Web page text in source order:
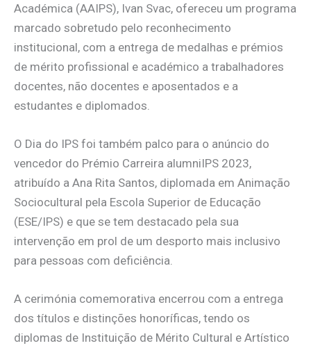
Académica (AAIPS), Ivan Svac, ofereceu um programa
marcado sobretudo pelo reconhecimento
institucional, com a entrega de medalhas e prémios
de mérito profissional e académico a trabalhadores
docentes, não docentes e aposentados e a
estudantes e diplomados.
O Dia do IPS foi também palco para o anúncio do
vencedor do Prémio Carreira alumniIPS 2023,
atribuído a Ana Rita Santos, diplomada em Animação
Sociocultural pela Escola Superior de Educação
(ESE/IPS) e que se tem destacado pela sua
intervenção em prol de um desporto mais inclusivo
para pessoas com deficiência.
A cerimónia comemorativa encerrou com a entrega
dos títulos e distinções honoríficas, tendo os
diplomas de Instituição de Mérito Cultural e Artístico